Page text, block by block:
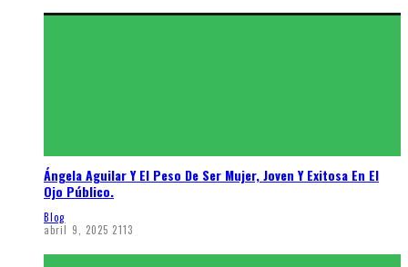
Ángela Aguilar Y El Peso De Ser Mujer, Joven Y Exitosa En El
Ojo Público.
Blog
abril 9, 2025 2113